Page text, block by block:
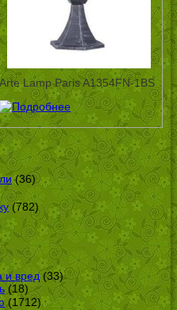
Arte Lamp Paris A1354FN-1BS
(36)
(782)
и вред(33)
(18)
(1712)